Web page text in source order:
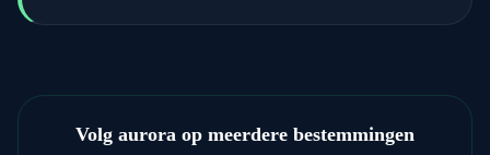
Volg aurora op meerdere bestemmingen